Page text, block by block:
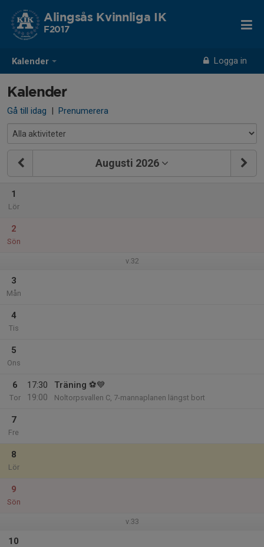
Kalender Logga in
Alingsås Kvinnliga IK
F2017
Kalender
Gå till idag | Prenumerera
Augusti 2026
1
Lör
2
Sön
v.32
3
Mån
4
Tis
5
Ons
6
Tor
17:30
19:00
Träning ⚽💙
Noltorpsvallen C, 7-mannaplanen längst bort
7
Fre
8
Lör
9
Sön
v.33
10